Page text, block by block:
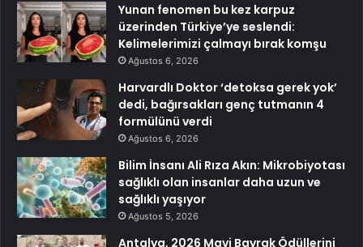
Yunan fenomen bu kez karpuz
üzerinden Türkiye’ye seslendi:
Kelimelerimizi çalmayı bırak komşu
Ağustos 6, 2026
Harvardlı Doktor ‘detoksa gerek yok’
dedi, bağırsakları genç tutmanın 4
formülünü verdi
Ağustos 6, 2026
Bilim İnsanı Ali Rıza Akın: Mikrobiyotası
sağlıklı olan insanlar daha uzun ve
sağlıklı yaşıyor
Ağustos 5, 2026
Antalya, 2026 Mavi Bayrak Ödüllerini